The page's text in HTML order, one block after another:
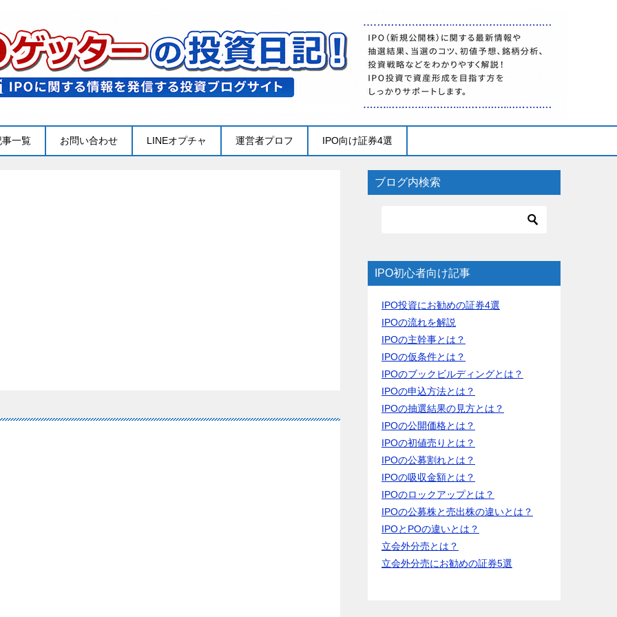
一覧 お問い合わせ LINEオプチャ 運営者プロフ IPO向け証券4選
ブログ内検索
IPO初心者向け記事
IPO投資にお勧めの証券4選
IPOの流れを解説
IPOの主幹事とは？
IPOの仮条件とは？
IPOのブックビルディングとは？
IPOの申込方法とは？
IPOの抽選結果の見方とは？
IPOの公開価格とは？
IPOの初値売りとは？
IPOの公募割れとは？
IPOの吸収金額とは？
IPOのロックアップとは？
IPOの公募株と売出株の違いとは？
IPOとPOの違いとは？
立会外分売とは？
立会外分売にお勧めの証券5選